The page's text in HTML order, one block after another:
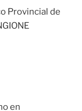
Provincial de
en